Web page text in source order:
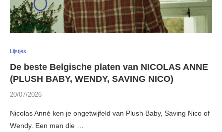
Lijstjes
De beste Belgische platen van NICOLAS ANNE
(PLUSH BABY, WENDY, SAVING NICO)
20/07/2026
Nicolas Anné ken je ongetwijfeld van Plush Baby, Saving Nico of
Wendy. Een man die …